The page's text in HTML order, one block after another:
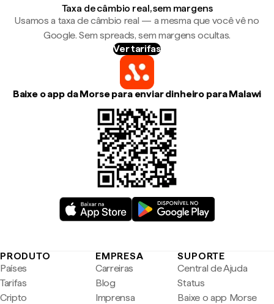
Taxa de câmbio real, sem margens
Usamos a taxa de câmbio real — a mesma que você vê no
Google. Sem spreads, sem margens ocultas.
Ver tarifas
Baixe o app da Morse para enviar dinheiro para Malawi
PRODUTO
Países
Tarifas
Cripto
EMPRESA
Carreiras
Blog
Imprensa
SUPORTE
Central de Ajuda
Status
Baixe o app Morse